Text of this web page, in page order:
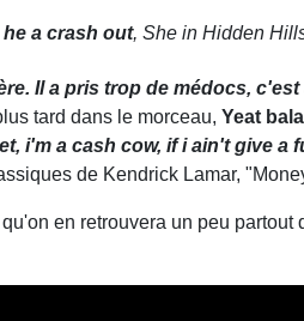
a crash out, She in Hidden
Il a pris trop de médocs,
tard dans le morceau, Yeat
i'm a cash cow, if i ain't give a
de Kendrick Lamar,
en retrouvera un peu